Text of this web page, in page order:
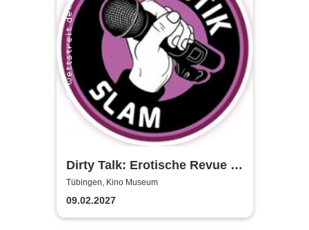
Dirty Talk: Erotische Revue in
Tübingen
Tübingen, Kino Museum
09.02.2027